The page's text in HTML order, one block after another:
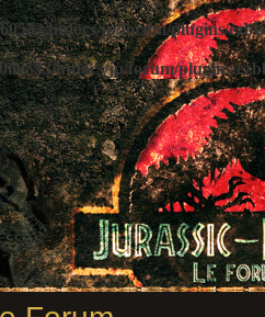
htdocs/jp/forum/plugins/
htdocs/jp/forum/plugins/